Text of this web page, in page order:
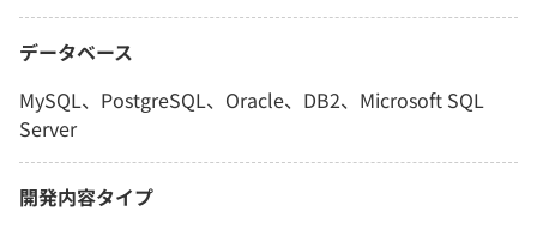
データベース
MySQL、PostgreSQL、Oracle、DB2、Microsoft SQL
Server
開発内容タイプ